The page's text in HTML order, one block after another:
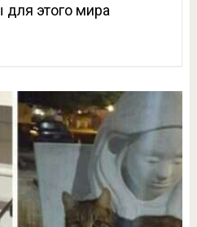
этого мира